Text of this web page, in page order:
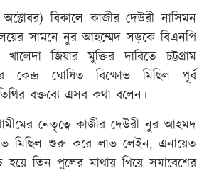
বিকালে কাজীর দেউরী নাসিমন
সামনে নুর আহম্মেদ সড়কে বিএনপি
খালেদা জিয়ার মুক্তির দাবিতে চট্টগ্রাম
কেন্দ্র ঘোষিত বিক্ষোভ মিছিল পূর্ব
বক্তব্যে এসব কথা বলেন।
নেতৃত্বে কাজীর দেউরী নুর আহমদ
মিছিল শুরু করে লাভ লেইন, এনায়েত
তিন পুলের মাথায় গিয়ে সমাবেশের